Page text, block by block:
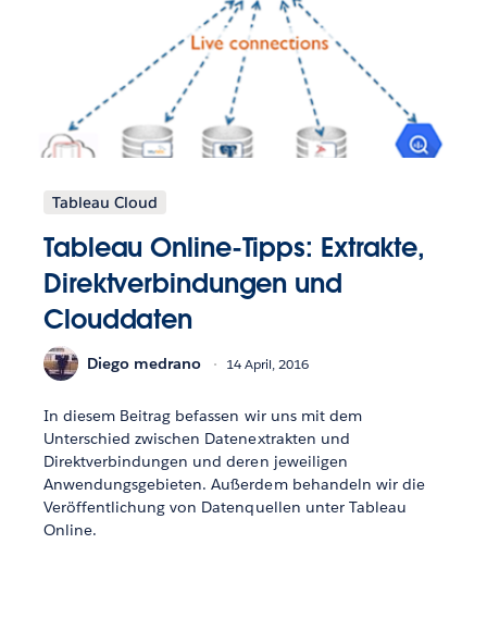
Tableau Cloud
Tableau Online-Tipps: Extrakte,
Direktverbindungen und
Clouddaten
Diego medrano 14 April, 2016
In diesem Beitrag befassen wir uns mit dem
Unterschied zwischen Datenextrakten und
Direktverbindungen und deren jeweiligen
Anwendungsgebieten. Außerdem behandeln wir die
Veröffentlichung von Datenquellen unter Tableau
Online.